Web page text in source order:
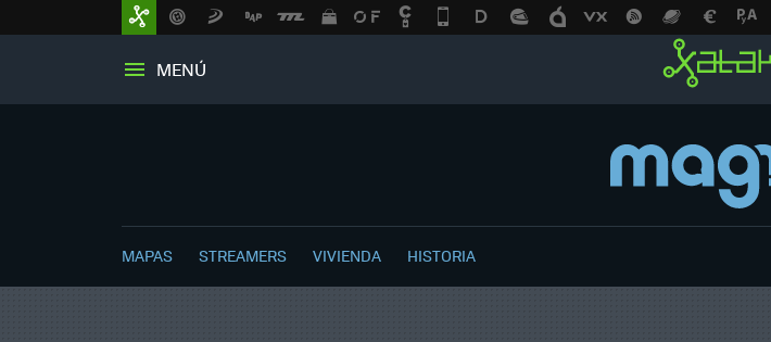
MENÚ
MAPAS STREAMERS VIVIENDA HISTORIA